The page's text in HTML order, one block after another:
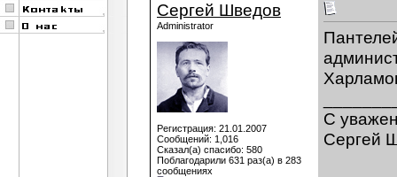
Сергей Шведов
Administrator
Регистрация: 21.01.2007
Сообщений: 1,016
Сказал(а) спасибо: 580
Поблагодарили 631 раз(а) в 283
сообщениях
C
Сергей